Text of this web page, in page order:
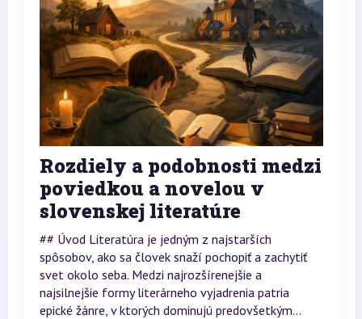
Rozdiely a podobnosti medzi
poviedkou a novelou v
slovenskej literatúre
## Úvod Literatúra je jedným z najstarších
spôsobov, ako sa človek snaží pochopiť a zachytiť
svet okolo seba. Medzi najrozšírenejšie a
najsilnejšie formy literárneho vyjadrenia patria
epické žánre, v ktorých dominujú predovšetkým...